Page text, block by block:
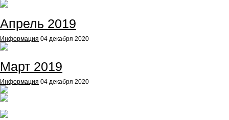
Апрель 2019
Информация 04 декабря 2020
Март 2019
Информация 04 декабря 2020